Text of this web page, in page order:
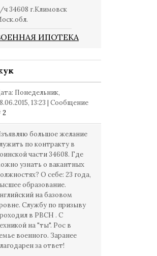
ч 34608 г.Климовск
ИПОТЕКА
Понедельник,
13:23 | Сообщение
2
большое желание
по контракту в
части 34608. Где
узнать о вакантных
О себе: 23 года,
образование.
на базовом
Службу по призыву
в РВСН . С
на "ты". Рос в
военного. Заранее
за ответ!